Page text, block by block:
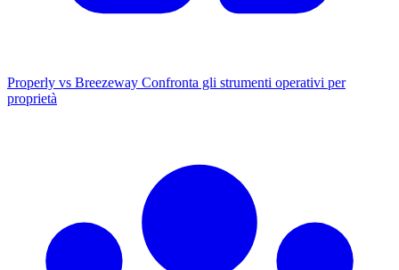
Properly vs Breezeway Confronta gli strumenti operativi per
proprietà